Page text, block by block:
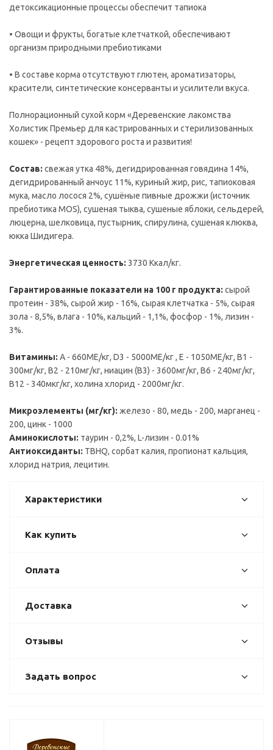
детоксикационные процессы обеспечит тапиока
• Овощи и фрукты, богатые клетчаткой, обеспечивают
организм природными пребиотиками
• В составе корма отсутствуют глютен, ароматизаторы,
красители, синтетические консерванты и усилители вкуса.
Полнорационный сухой корм «Деревенские лакомства
Холистик Премьер для кастрированных и стерилизованных
кошек» - рецепт здорового роста и развития!
Состав: свежая утка 48%, дегидрированная говядина 14%,
дегидрированный анчоус 11%, куриный жир, рис, тапиоковая
мука, масло лосося 2%, сушёные пивные дрожжи (источник
пребиотика MOS), сушеная тыква, сушеные яблоки, сельдерей,
люцерна, шелковица, пустырник, спирулина, сушеная клюква,
юкка Шидигера.
Энергетическая ценность: 3730 Ккал/кг.
Гарантированные показатели на 100 г продукта: сырой
протеин - 38%, сырой жир - 16%, сырая клетчатка - 5%, сырая
зола - 8,5%, влага - 10%, кальций - 1,1%, фосфор - 1%, лизин -
3%.
Витамины: А - 660МЕ/кг, D3 - 5000МЕ/кг , E - 1050МЕ/кг, B1 -
300мг/кг, B2 - 210мг/кг, ниацин (B3) - 3600мг/кг, B6 - 240мг/кг,
B12 - 340мкг/кг, холина хлорид - 2000мг/кг.
Микроэлементы (мг/кг): железо - 80, медь - 200, марганец -
200, цинк - 1000
Аминокислоты: таурин - 0,2%, L-лизин - 0.01%
Антиоксиданты: TBHQ, сорбат калия, пропионат кальция,
хлорид натрия, лецитин.
Характеристики
Как купить
Оплата
Доставка
Отзывы
Задать вопрос